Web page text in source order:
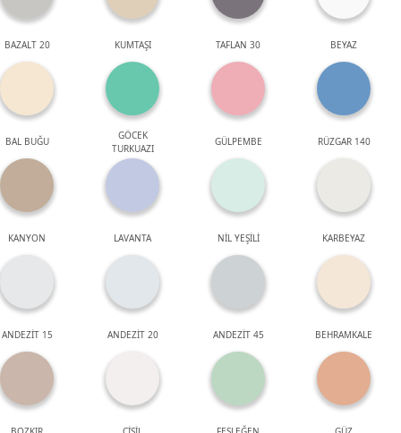
BAZALT 20 KUMTAŞI TAFLAN 30 BEYAZ
BAL BUĞU
GÖCEK
TURKUAZI
GÜLPEMBE RÜZGAR 140
KANYON LAVANTA NİL YEŞİLİ KARBEYAZ
ANDEZİT 15 ANDEZİT 20 ANDEZİT 45 BEHRAMKALE